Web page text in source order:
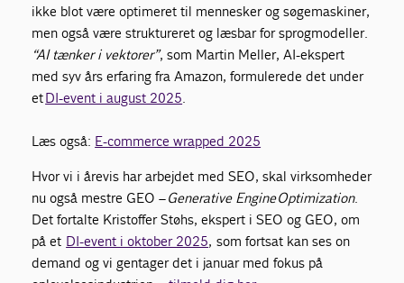
ikke blot være optimeret til mennesker og søgemaskiner,
men også være struktureret og læsbar for sprogmodeller.
“AI tænker i vektorer”, som Martin Meller, AI-ekspert
med syv års erfaring fra Amazon, formulerede det under
etDI-event i august 2025.
Læs også: E-commerce wrapped 2025
Hvor vi i årevis har arbejdet med SEO, skal virksomheder
nu også mestre GEO –Generative Engine Optimization.
Det fortalte Kristoffer Støhs, ekspert i SEO og GEO, om
på et DI-event i oktober 2025, som fortsat kan ses on
demand og vi gentager det i januar med fokus på